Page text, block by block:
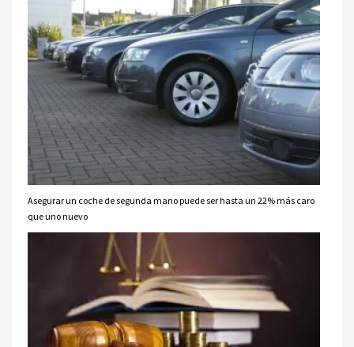
Asegurar un coche de segunda mano puede ser hasta un 22% más caro
que uno nuevo